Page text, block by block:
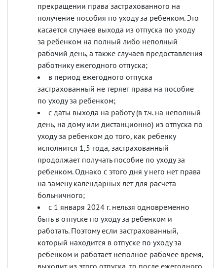
прекращении права застрахованного на
получение пособия по уходу за ребенком. Это
касается случаев выхода из отпуска по уходу
за ребенком на полный либо неполный
рабочий день, а также случаев предоставления
работнику ежегодного отпуска;
в период ежегодного отпуска
застрахованный не теряет права на пособие
по уходу за ребенком;
с даты выхода на работу (в т.ч. на неполный
день, на дому или дистанционно) из отпуска по
уходу за ребенком до того, как ребенку
исполнится 1,5 года, застрахованный
продолжает получать пособие по уходу за
ребенком. Однако с этого дня у него нет права
на замену календарных лет для расчета
больничного;
с 1 января 2024 г. нельзя одновременно
быть в отпуске по уходу за ребенком и
работать. Поэтому если застрахованный,
который находится в отпуске по уходу за
ребенком и работает неполное рабочее время,